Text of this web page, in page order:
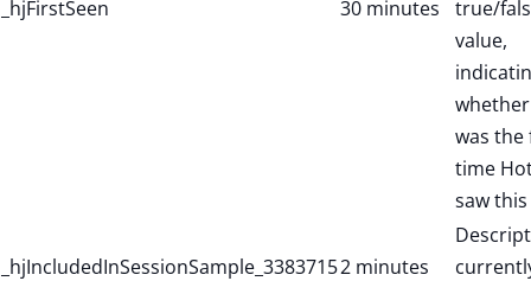
_hjFirstSeen 30 minutes
true/
value,
was the
time
saw
_hjIncludedInSessionSample_33837152 minutes